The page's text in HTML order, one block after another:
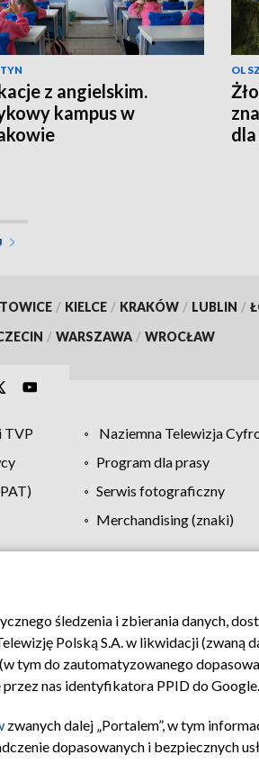
z angielskim.
kampus w
/ KIELCE / KRAKÓW / LUBLIN /
/ WARSZAWA / WROCŁAW
TVP Naziemna Telewizja
Program dla prasy
Serwis fotograficzny
Merchandising (znaki)
Pomoc Biuro reklamy
śledzenia i zbierania danych,
Polską S.A. w likwidacji (zwaną
tym do zautomatyzowanego
nas identyfikatora PPID do Google.
zwanych dalej „Portalem”, w tym
dopasowanych i bezpiecznych